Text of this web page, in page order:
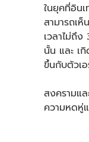
ในยุคที่อินเ
สามารถเ
เวลาไม่ถึ
นั้น และ เ
ขึ้นกับตัวเอ
สงครามแ
ความหดหู่